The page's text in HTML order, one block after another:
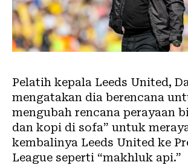
Pelatih kepala Leeds United,
mengatakan dia berencana
mengubah rencana perayaan
dan kopi di sofa” untuk
kembalinya Leeds United ke
League seperti “makhluk api.”